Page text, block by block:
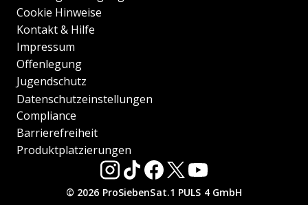
Cookie Hinweise
Kontakt & Hilfe
Impressum
Offenlegung
Jugendschutz
Datenschutzeinstellungen
Compliance
Barrierefreiheit
Produktplatzierungen
© 2026 ProSiebenSat.1 PULS 4 GmbH